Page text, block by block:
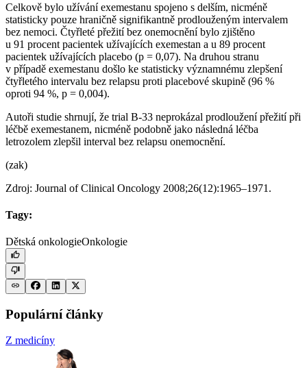
Celkově bylo užívání exemestanu spojeno s delším, nicméně
statisticky pouze hraničně signifikantně prodlouženým intervalem
bez nemoci. Čtyřleté přežití bez onemocnění bylo zjištěno
u 91 procent pacientek užívajících exemestan a u 89 procent
pacientek užívajících placebo (p = 0,07). Na druhou stranu
v případě exemestanu došlo ke statisticky významnému zlepšení
čtyřletého intervalu bez relapsu proti placebové skupině (96 %
oproti 94 %, p = 0,004).
Autoři studie shrnují, že trial B-33 neprokázal prodloužení přežití při
léčbě exemestanem, nicméně podobně jako následná léčba
letrozolem zlepšil interval bez relapsu onemocnění.
(zak)
Zdroj: Journal of Clinical Oncology 2008;26(12):1965–1971.
Tagy:
Dětská onkologieOnkologie
Populární články
Z medicíny